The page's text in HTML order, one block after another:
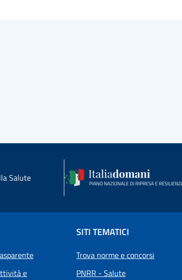
Salute
e
SITI TEMATICI
Trova norme e concorsi
PNRR - Salute